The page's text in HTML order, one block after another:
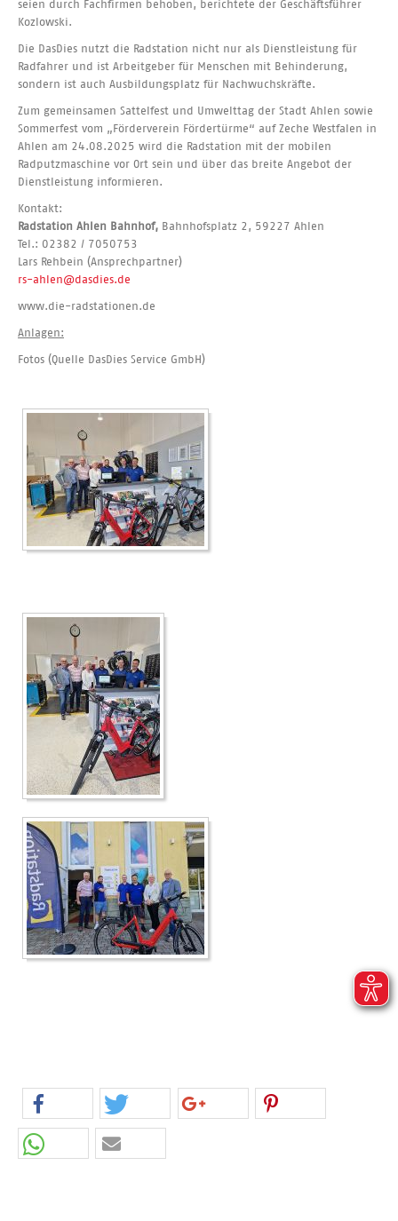
seien durch Fachfirmen behoben, berichtete der Geschäftsführer
Kozlowski.
Die DasDies nutzt die Radstation nicht nur als Dienstleistung für
Radfahrer und ist Arbeitgeber für Menschen mit Behinderung,
sondern ist auch Ausbildungsplatz für Nachwuchskräfte.
Zum gemeinsamen Sattelfest und Umwelttag der Stadt Ahlen sowie
Sommerfest vom „Förderverein Fördertürme“ auf Zeche Westfalen in
Ahlen am 24.08.2025 wird die Radstation mit der mobilen
Radputzmaschine vor Ort sein und über das breite Angebot der
Dienstleistung informieren.
Kontakt:
Radstation Ahlen Bahnhof, Bahnhofsplatz 2, 59227 Ahlen
Tel.: 02382 / 7050753
Lars Rehbein (Ansprechpartner)
rs-ahlen@dasdies.de
www.die-radstationen.de
Anlagen:
Fotos (Quelle DasDies Service GmbH)